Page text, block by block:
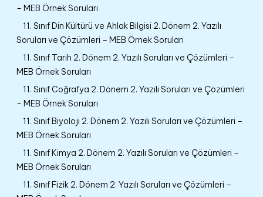
– MEB Örnek Soruları
11. Sınıf Din Kültürü ve Ahlak Bilgisi 2. Dönem 2. Yazılı
Soruları ve Çözümleri – MEB Örnek Soruları
11. Sınıf Tarih 2. Dönem 2. Yazılı Soruları ve Çözümleri –
MEB Örnek Soruları
11. Sınıf Coğrafya 2. Dönem 2. Yazılı Soruları ve Çözümleri
– MEB Örnek Soruları
11. Sınıf Biyoloji 2. Dönem 2. Yazılı Soruları ve Çözümleri –
MEB Örnek Soruları
11. Sınıf Kimya 2. Dönem 2. Yazılı Soruları ve Çözümleri –
MEB Örnek Soruları
11. Sınıf Fizik 2. Dönem 2. Yazılı Soruları ve Çözümleri –